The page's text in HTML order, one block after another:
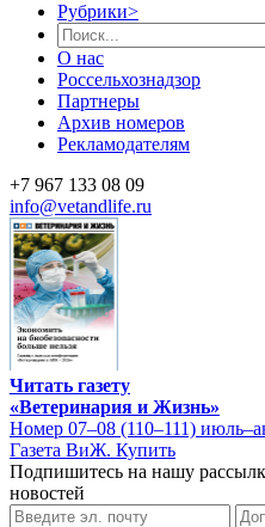
Рубрики>
О нас
Россельхознадзор
Партнеры
Архив номеров
Рекламодателям
+7 967 133 08 09
info@vetandlife.ru
Читать газету
«Ветеринария и Жизнь»
Номер 07–08 (110–111)
Газета ВиЖ. Купить
Подпишитесь на нашу
новостей